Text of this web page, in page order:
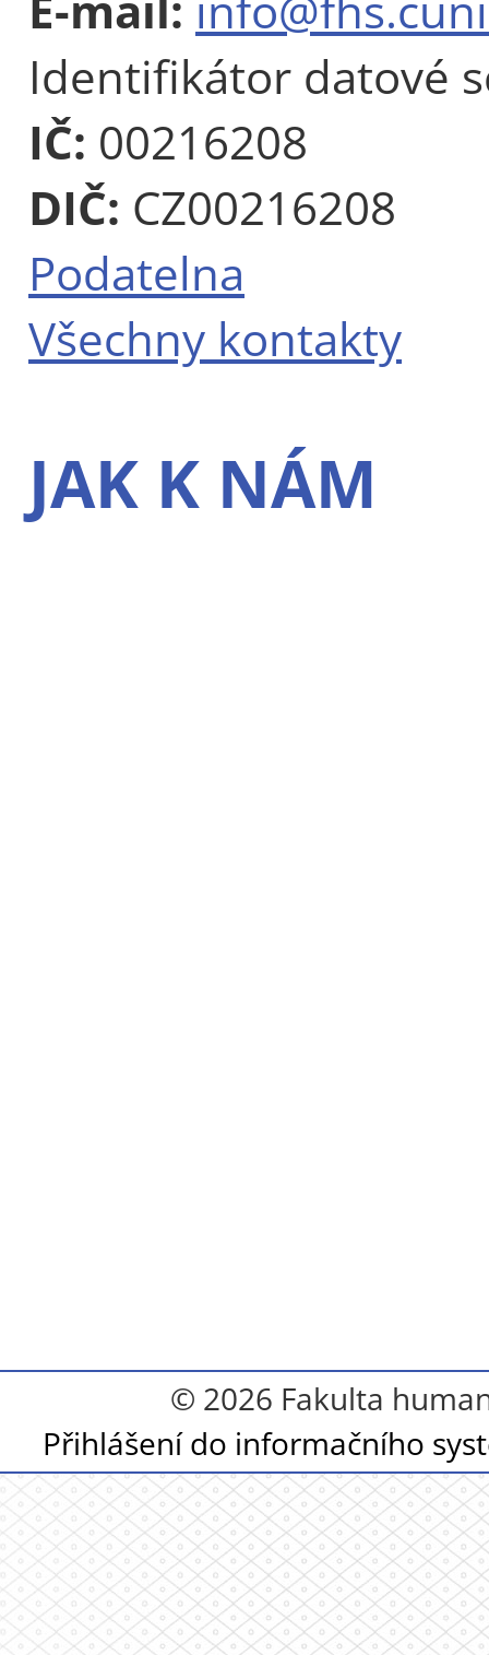
Identifikátor datové
IČ: 00216208
DIČ: CZ00216208
Podatelna
Všechny kontakty
JAK K NÁM
© 2026 Fakulta
Přihlášení do informačního